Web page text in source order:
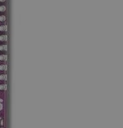
Targetowanie
z
takich
kontem.